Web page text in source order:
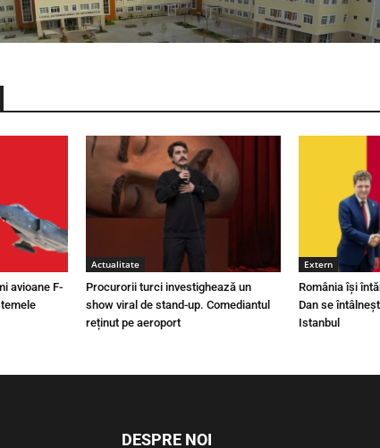
avioane F-
Actualitate
Procurorii turci investighează un
show viral de stand-up. Comediantul
reținut pe aeroport
Extern
România își
Dan se
Istanbul
DESPRE NOI